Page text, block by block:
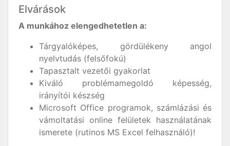
Elvárások
A munkához elengedhetetlen a:
Tárgyalóképes, gördülékeny angol
nyelvtudás (felsőfokú)
Tapasztalt vezetői gyakorlat
Kiváló problémamegoldó képesség,
irányítói készség
Microsoft Office programok, számlázási és
vámoltatási online felületek használatának
ismerete (rutinos MS Excel felhasználó)!